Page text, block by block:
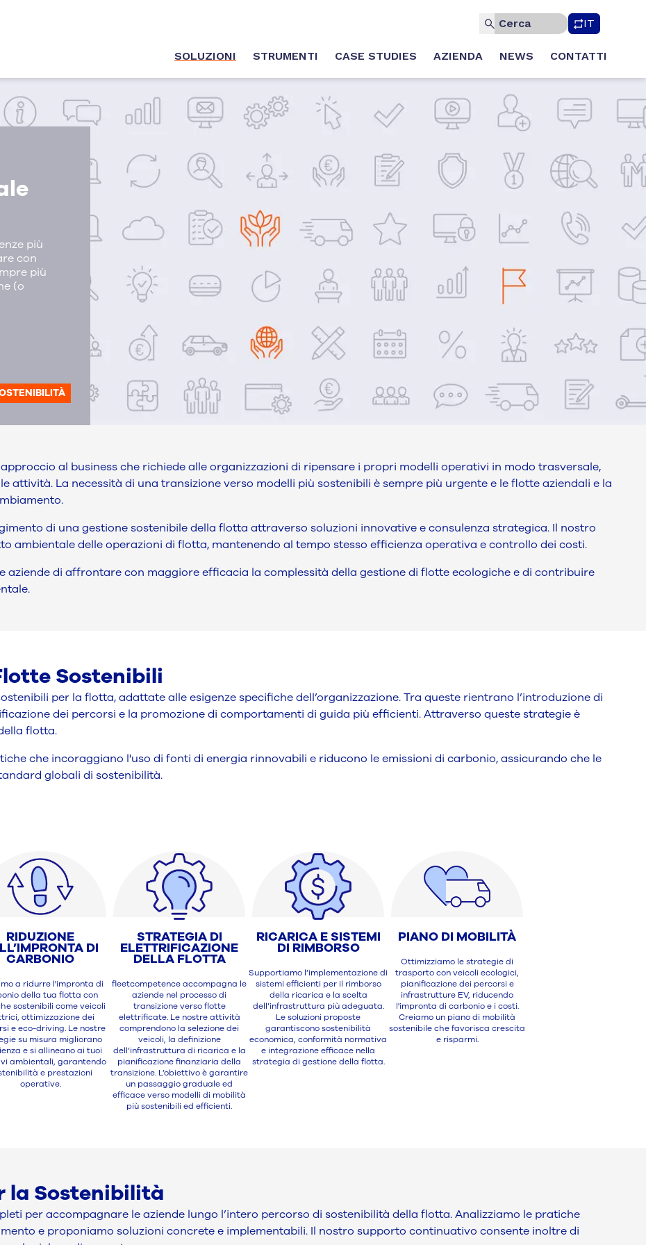
IT
SOLUZIONI STRUMENTI CASE STUDIES AZIENDA NEWS CONTATTI
più
con
più
(o
al business che richiede alle organizzazioni di ripensare i propri modelli operativi in modo trasversale,
attività. La necessità di una transizione verso modelli più sostenibili è sempre più urgente e le flotte aziendali e la
di una gestione sostenibile della flotta attraverso soluzioni innovative e consulenza strategica. Il nostro
ambientale delle operazioni di flotta, mantenendo al tempo stesso efficienza operativa e controllo dei costi.
aziende di affrontare con maggiore efficacia la complessità della gestione di flotte ecologiche e di contribuire
Sostenibili
per la flotta, adattate alle esigenze specifiche dell’organizzazione. Tra queste rientrano l’introduzione di
dei percorsi e la promozione di comportamenti di guida più efficienti. Attraverso queste strategie è
flotta.
che incoraggiano l'uso di fonti di energia rinnovabili e riducono le emissioni di carbonio, assicurando che le
globali di sostenibilità.
RIDUZIONE
DI
CARBONIO
a ridurre l'impronta di
della tua flotta con
sostenibili come veicoli
ottimizzazione dei
e eco-driving. Le nostre
su misura migliorano
e si allineano ai tuoi
ambientali, garantendo
e prestazioni
operative.
STRATEGIA DI
ELETTRIFICAZIONE
DELLA FLOTTA
fleetcompetence accompagna le
aziende nel processo di
transizione verso flotte
elettrificate. Le nostre attività
comprendono la selezione dei
veicoli, la definizione
dell’infrastruttura di ricarica e la
pianificazione finanziaria della
transizione. L’obiettivo è garantire
un passaggio graduale ed
efficace verso modelli di mobilità
più sostenibili ed efficienti.
RICARICA E SISTEMI
DI RIMBORSO
Supportiamo l’implementazione di
sistemi efficienti per il rimborso
della ricarica e la scelta
dell’infrastruttura più adeguata.
Le soluzioni proposte
garantiscono sostenibilità
economica, conformità normativa
e integrazione efficace nella
strategia di gestione della flotta.
PIANO DI MOBILITÀ
Ottimizziamo le strategie di
trasporto con veicoli ecologici,
pianificazione dei percorsi e
infrastrutture EV, riducendo
l'impronta di carbonio e i costi.
Creiamo un piano di mobilità
sostenibile che favorisca crescita
e risparmi.
la Sostenibilità
per accompagnare le aziende lungo l’intero percorso di sostenibilità della flotta. Analizziamo le pratiche
e proponiamo soluzioni concrete e implementabili. Il nostro supporto continuativo consente inoltre di